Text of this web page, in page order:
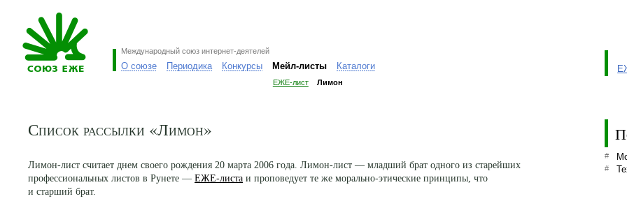
Международный союз интернет-деятелей
О союзе Периодика Конкурсы Мейл-листы Каталоги
ЕЖЕ-лист Лимон
Список рассылки «Лимон»
Лимон-лист считает днем своего рождения 20 марта 2006 года. Лимон-лист — младший брат одного из старейших
профессиональных листов в Рунете — ЕЖЕ-листа и проповедует те же морально-этические принципы, что
и старший брат.
#
#